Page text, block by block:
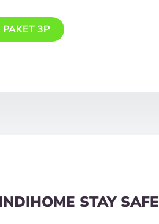
3P
STAY SAFE